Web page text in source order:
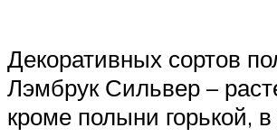
Декоративных сортов
Лэмбрук Сильвер –
кроме полыни горькой,